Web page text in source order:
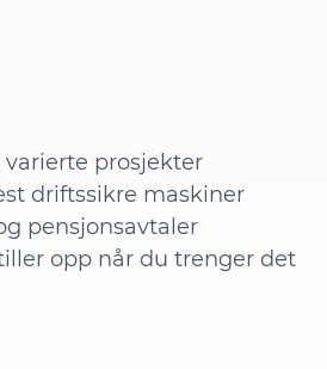
prosjekter
driftssikre maskiner
pensjonsavtaler
opp når du trenger det